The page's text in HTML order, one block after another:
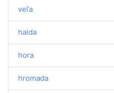
veľa
halda
hora
hromada